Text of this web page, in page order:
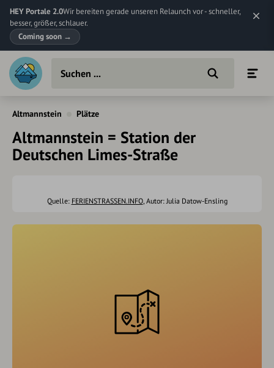
HEY Portale 2.0Wir bereiten gerade unseren Relaunch vor - schneller,
besser, größer, schlauer.
Coming soon →
Altmannstein Plätze
Altmannstein = Station der
Deutschen Limes-Straße
Quelle: FERIENSTRASSEN.INFO, Autor: Julia Datow-Ensling